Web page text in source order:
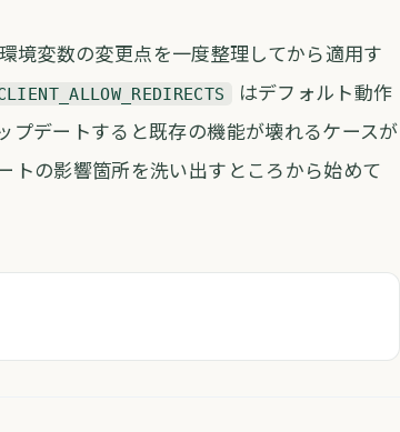
境変数の変更点を一度整理してから適用す
はデフォルト動作
プデートすると既存の機能が壊れるケースが
トの影響箇所を洗い出すところから始めて